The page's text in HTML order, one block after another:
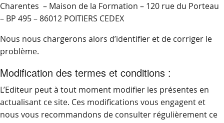
Charentes – Maison de la Formation – 120 rue du Porteau
– BP 495 – 86012 POITIERS CEDEX
Nous nous chargerons alors d’identifier et de corriger le
problème.
Modification des termes et conditions :
L’Editeur peut à tout moment modifier les présentes en
actualisant ce site. Ces modifications vous engagent et
nous vous recommandons de consulter régulièrement ce